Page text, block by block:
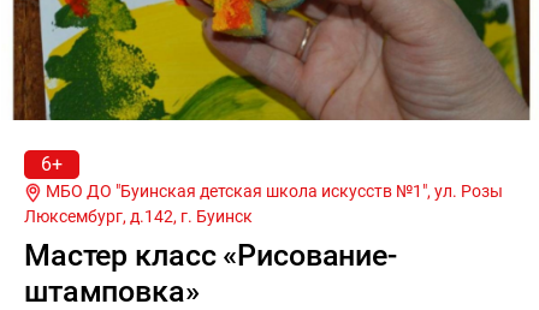
6+
Люксембург, д.142, г. Буинск
Мастер класс «Рисование-
штамповка»